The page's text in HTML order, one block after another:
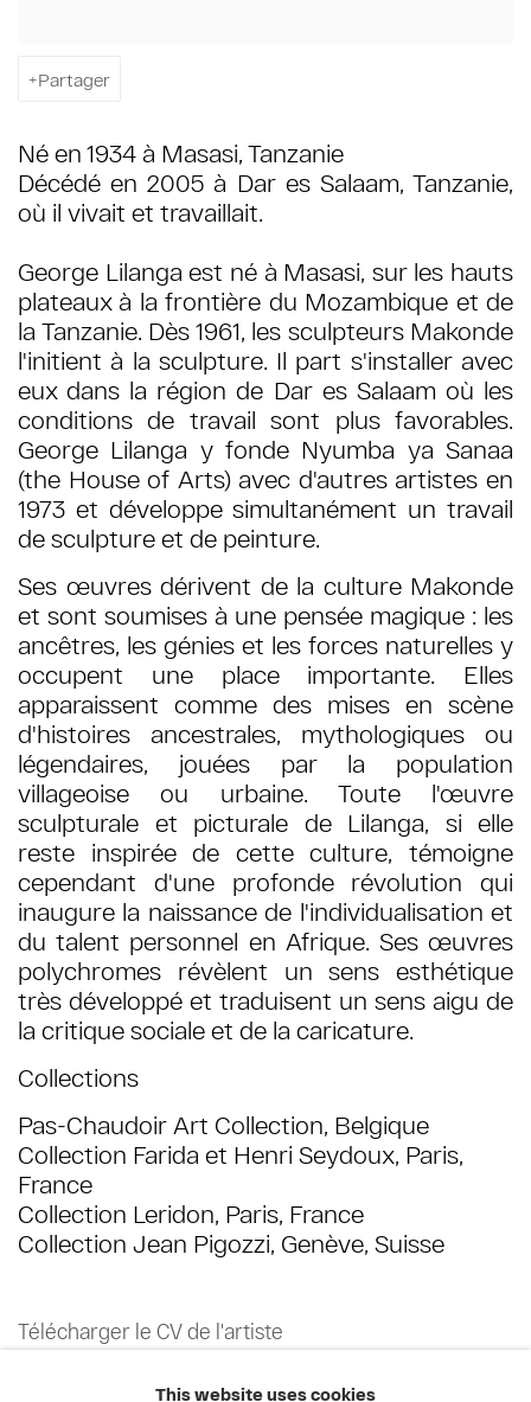
Partager
Né en 1934 à Masasi, Tanzanie
Décédé en 2005 à Dar es Salaam, Tanzanie,
où il vivait et travaillait.
George Lilanga est né à Masasi, sur les hauts
plateaux à la frontière du Mozambique et de
la Tanzanie. Dès 1961, les sculpteurs Makonde
l'initient à la sculpture. Il part s'installer avec
eux dans la région de Dar es Salaam où les
conditions de travail sont plus favorables.
George Lilanga y fonde Nyumba ya Sanaa
(the House of Arts) avec d'autres artistes en
1973 et développe simultanément un travail
de sculpture et de peinture.
Ses œuvres dérivent de la culture Makonde
et sont soumises à une pensée magique : les
ancêtres, les génies et les forces naturelles y
occupent une place importante. Elles
apparaissent comme des mises en scène
d'histoires ancestrales, mythologiques ou
légendaires, jouées par la population
villageoise ou urbaine. Toute l'œuvre
sculpturale et picturale de Lilanga, si elle
reste inspirée de cette culture, témoigne
cependant d'une profonde révolution qui
inaugure la naissance de l'individualisation et
du talent personnel en Afrique. Ses œuvres
polychromes révèlent un sens esthétique
très développé et traduisent un sens aigu de
la critique sociale et de la caricature.
Collections
Pas-Chaudoir Art Collection, Belgique
Collection Farida et Henri Seydoux, Paris,
France
Collection Leridon, Paris, France
Collection Jean Pigozzi, Genève, Suisse
Télécharger le CV de l'artiste
This website uses cookies